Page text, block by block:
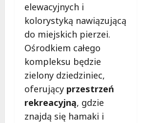
elewacyjnych i
kolorystyką nawiązującą
do miejskich pierzei.
Ośrodkiem całego
kompleksu będzie
zielony dziedziniec,
oferujący przestrzeń
rekreacyjną, gdzie
znajdą się hamaki i